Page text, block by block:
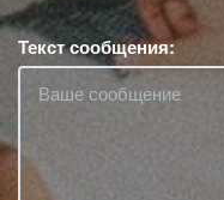
Текст сообщения: